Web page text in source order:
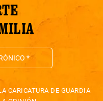
CARICATURA DE GUARDIA